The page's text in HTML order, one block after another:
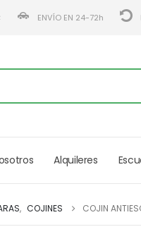
ENVÍO EN 24-72h
Alquileres
, COJINES COJIN